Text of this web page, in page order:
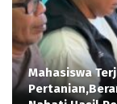
Mahasiswa